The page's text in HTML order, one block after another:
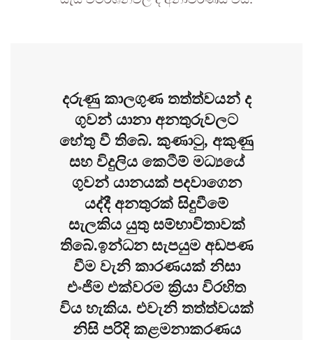
දරුණු කාලගුණ තත්ත්වයන් ද
ගුවන් යානා අනතුරුවලට
හේතු වී තිබේ. කුණාටු, අකුණු
සහ විදුලිය කෙටීම් මධ්‍යයේ
ගුවන් යානයක් පදවාගෙන
යද්දී අනතුරක් සිදුවීමේ
සැලකිය යුතු සම්භාවිතාවක්
තිබේ.ඉන්ධන සැපයුම අඩපණ
වීම වැනි කාරණයක් නිසා
එංජිම එක්වරම ක්‍රියා විරහිත
විය හැකිය. එවැනි තත්ත්වයක්
නිසි පරිදි කළමනාකරණය